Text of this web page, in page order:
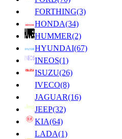
FORTHING(3)
HONDA(34)
HUMMER(2)
HYUNDAI(67)
INEOS(1)
ISUZU(26)
IVECO(8)
JAGUAR(16)
JEEP(32)
KIA(64)
LADA(1)